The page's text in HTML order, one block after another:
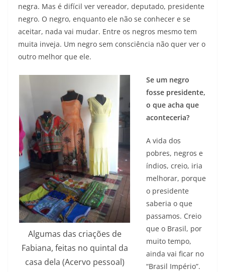
negra. Mas é difícil ver vereador, deputado, presidente
negro. O negro, enquanto ele não se conhecer e se
aceitar, nada vai mudar. Entre os negros mesmo tem
muita inveja. Um negro sem consciência não quer ver o
outro melhor que ele.
Algumas das criações de
Fabiana, feitas no quintal da
casa dela (Acervo pessoal)
Se um negro
fosse presidente,
o que acha que
aconteceria?
A vida dos
pobres, negros e
índios, creio, iria
melhorar, porque
o presidente
saberia o que
passamos. Creio
que o Brasil, por
muito tempo,
ainda vai ficar no
“Brasil Império”.